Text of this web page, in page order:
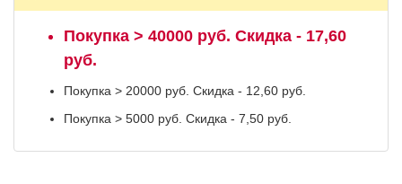
Покупка > 40000 руб. Скидка - 17,60
руб.
Покупка > 20000 руб. Скидка - 12,60 руб.
Покупка > 5000 руб. Скидка - 7,50 руб.